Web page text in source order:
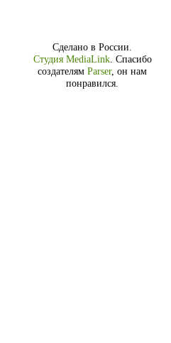
Сделано в России.
Студия MediaLink. Спасибо
создателям Parser, он нам
понравился.